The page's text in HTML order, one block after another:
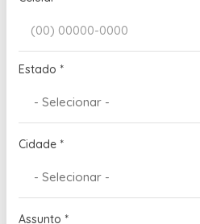
Estado *
Cidade *
Assunto *